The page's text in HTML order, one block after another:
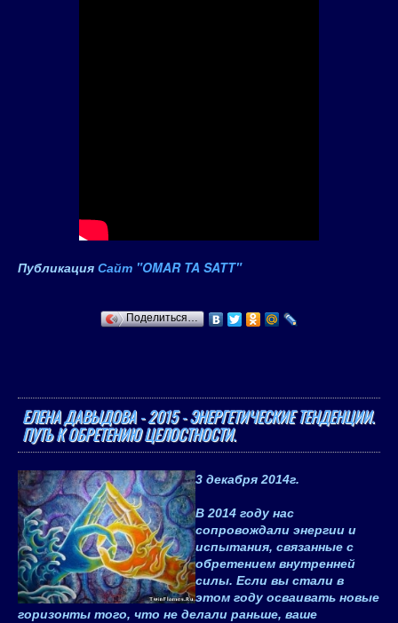
Публикация Сайт "OMAR TA SATT"
Поделиться…
ЕЛЕНА ДАВЫДОВА - 2015 - ЭНЕРГЕТИЧЕСКИЕ ТЕНДЕНЦИИ.
ПУТЬ К ОБРЕТЕНИЮ ЦЕЛОСТНОСТИ.
3 декабря 2014г.
В 2014 году нас
сопровождали энергии и
испытания, связанные с
обретением внутренней
силы. Если вы стали в
этом году осваивать новые
горизонты того, что не делали раньше, ваше